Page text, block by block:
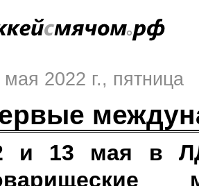
мая 2022 г., пятница
и 13 мая в ЛД